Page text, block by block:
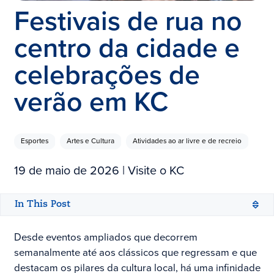
Festivais de rua no
centro da cidade e
celebrações de
verão em KC
Esportes Artes e Cultura Atividades ao ar livre e de recreio
19 de maio de 2026 | Visite o KC
In This Post
Desde eventos ampliados que decorrem
semanalmente até aos clássicos que regressam e que
destacam os pilares da cultura local, há uma infinidade